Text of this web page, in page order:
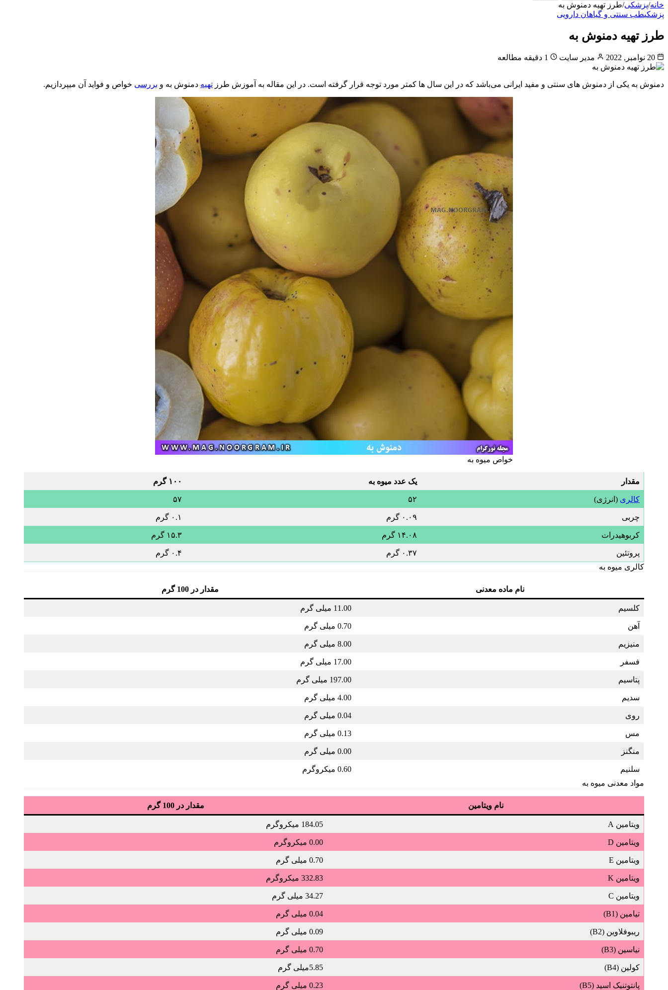
خانه/پزشکی/طرز تهیه دمنوش به
پزشکیطب سنتی و گیاهان دارویی
طرز تهیه دمنوش به
مدیر سایت
دمنوش به یکی از دمنوش های سنتی و مفید ایرانی می‌باشد که در این سال ها کمتر مورد توجه قرار گرفته است. در این مقاله به آموزش طرز تهیه دمنوش به و بررسی خواص و فواید آن میپردازیم.
خواص میوه به
مقدار یک عدد میوه به ۱۰۰ گرم
کالری (انرژی) ۵۲ ۵۷
چربی ۰.۰۹ گرم ۰.۱ گرم
کربوهیدرات ۱۴.۰۸ گرم ۱۵.۳ گرم
پروتئین ۰.۳۷ گرم
۰.۴ گرم
کالری میوه به
نام ماده معدنی مقدار در 100 گرم
کلسیم 11.00 میلی گرم
آهن 0.70 میلی گرم
منیزیم 8.00 میلی گرم
فسفر 17.00 میلی گرم
پتاسیم 197.00 میلی گرم
سدیم 4.00 میلی گرم
روی 0.04 میلی گرم
مس 0.13 میلی گرم
منگنز 0.00 میلی گرم
سلنیم
0.60 میکروگرم
مواد معدنی میوه به
نام ویتامین مقدار در 100 گرم
ویتامین A 184.05 میکروگرم
ویتامین D 0.00 میکروگرم
ویتامین E 0.70 میلی گرم
ویتامین K 332.83 میکروگرم
ویتامین C 34.27 میلی گرم
تیامین (B1) 0.04 میلی گرم
ریبوفلاوین (B2) 0.09 میلی گرم
نیاسین (B3) 0.70 میلی گرم
کولین (B4) 5.85میلی گرم
پانتوتنیک اسید (B5) 0.23 میلی گرم